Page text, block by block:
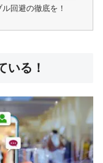
回避の徹底を！
いる！